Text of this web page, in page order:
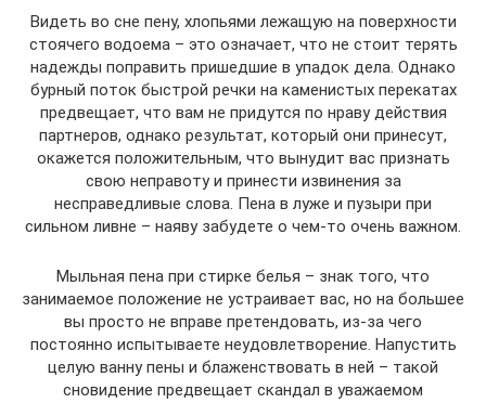
Видеть во сне пену, хлопьями лежащую на поверхности
стоячего водоема – это означает, что не стоит терять
надежды поправить пришедшие в упадок дела. Однако
бурный поток быстрой речки на каменистых перекатах
предвещает, что вам не придутся по нраву действия
партнеров, однако результат, который они принесут,
окажется положительным, что вынудит вас признать
свою неправоту и принести извинения за
несправедливые слова. Пена в луже и пузыри при
сильном ливне – наяву забудете о чем-то очень важном.
Мыльная пена при стирке белья – знак того, что
занимаемое положение не устраивает вас, но на большее
вы просто не вправе претендовать, из-за чего
постоянно испытываете неудовлетворение. Напустить
целую ванну пены и блаженствовать в ней – такой
сновидение предвещает скандал в уважаемом